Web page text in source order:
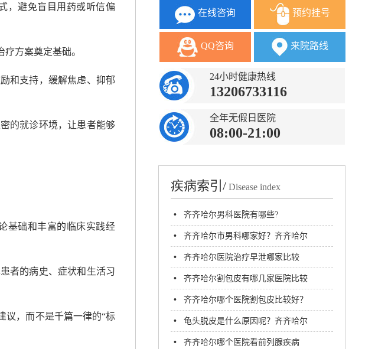
，避免盲目用药或听信偏
方案奠定基础。
和支持，缓解焦虑、抑郁
的就诊环境，让患者能够
基础和丰富的临床实践经
者的病史、症状和生活习
议，而不是千篇一律的“标
在线咨询 预约挂号
QQ咨询 来院路线
24小时健康热线
13206733116
全年无假日医院
08:00-21:00
疾病索引/ Disease index
• 齐齐哈尔男科医院有哪些?
• 齐齐哈尔市男科哪家好？齐齐哈尔
男科医院哪个比较好
• 齐齐哈尔医院治疗早泄哪家比较
好？齐齐哈尔附大男科医院怎么
样？
• 齐齐哈尔割包皮有哪几家医院比较
好？齐齐哈尔割包皮哪家好
• 齐齐哈尔哪个医院割包皮比较好？
齐市附大医院
• 龟头脱皮是什么原因呢？齐齐哈尔
看男科哪家医院看的好
• 齐齐哈尔哪个医院看前列腺疾病